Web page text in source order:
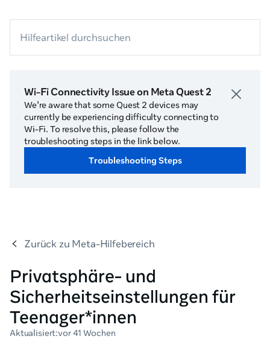
Hilfeartikel durchsuchen
Wi-Fi Connectivity Issue on Meta Quest 2
We’re aware that some Quest 2 devices may
currently be experiencing difficulty connecting to
Wi-Fi. To resolve this, please follow the
troubleshooting steps in the link below.
Troubleshooting Steps
Zurück zu Meta-Hilfebereich
Privatsphäre- und
Sicherheitseinstellungen für
Teenager*innen
Aktualisiert:vor 41 Wochen